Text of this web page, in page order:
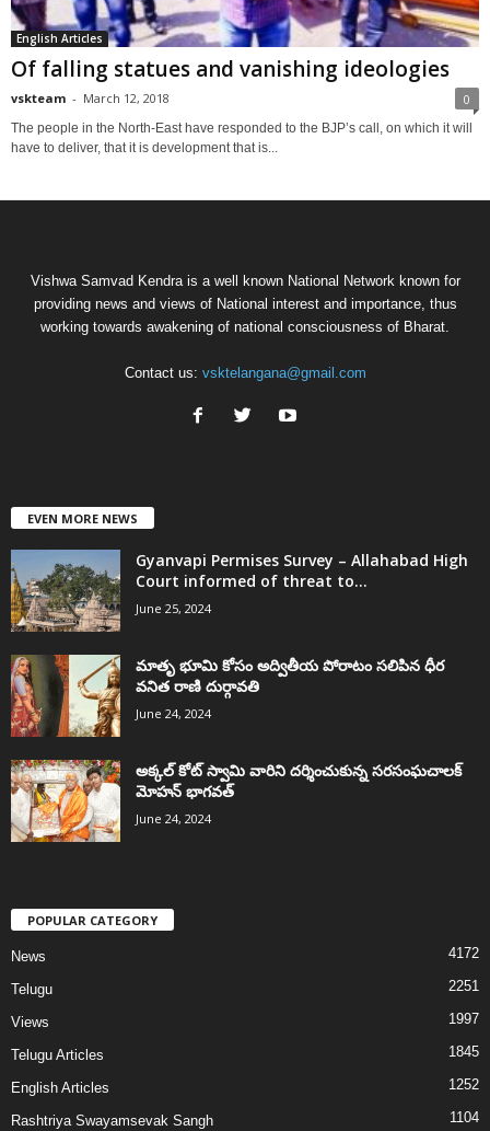
English Articles
Of falling statues and vanishing ideologies
vskteam - March 12, 2018 0
The people in the North-East have responded to the BJP’s call, on which it will
have to deliver, that it is development that is...
Vishwa Samvad Kendra is a well known National Network known for
providing news and views of National interest and importance, thus
working towards awakening of national consciousness of Bharat.
Contact us: vsktelangana@gmail.com
EVEN MORE NEWS
Gyanvapi Permises Survey – Allahabad High
Court informed of threat to...
June 25, 2024
మాతృ భూమి కోసం అద్వితీయ పోరాటం సలిపిన ధీర
వనిత రాణి దుర్గావతి
June 24, 2024
అక్కల్‌ కోట్‌ స్వామి వారిని దర్శించుకున్న సరసంఘచాలక్
మోహన్ భాగవత్
June 24, 2024
POPULAR CATEGORY
News 4172
Telugu 2251
Views 1997
Telugu Articles 1845
English Articles 1252
Rashtriya Swayamsevak Sangh 1104